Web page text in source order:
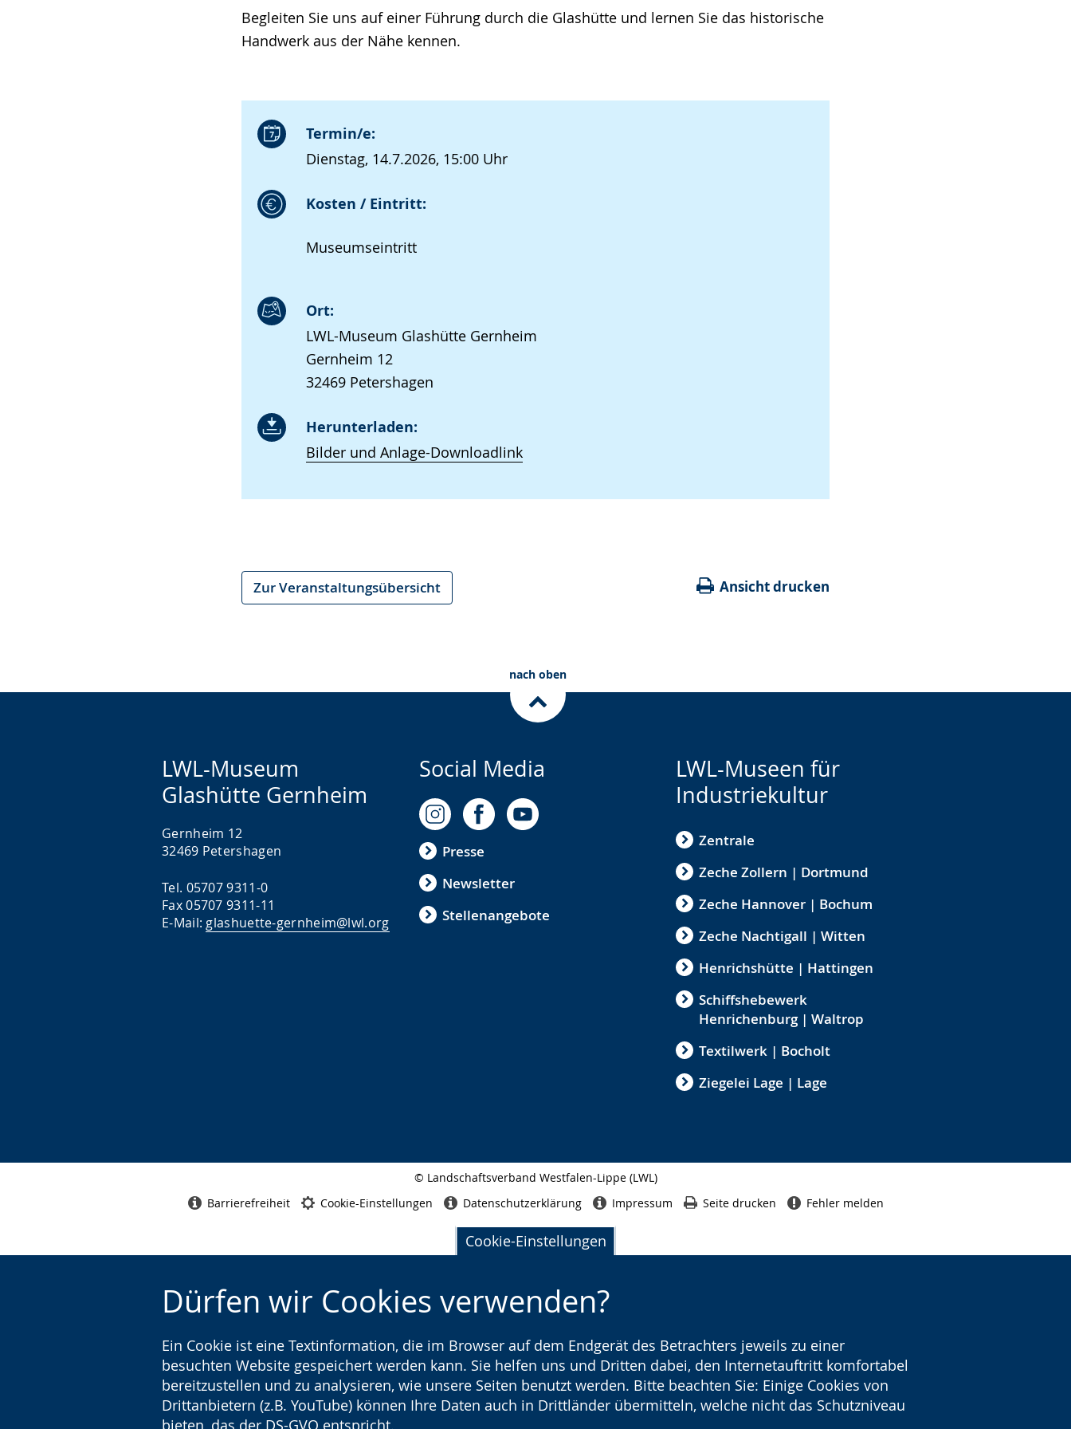
Cookie-Einstellungen
Dürfen wir Cookies verwenden?
Ein Cookie ist eine Textinformation, die im Browser auf dem Endgerät des Betrachters jeweils zu einer
besuchten Website gespeichert werden kann. Sie helfen uns und Dritten dabei, den Internetauftritt komfortabel
bereitzustellen und zu analysieren, wie unsere Seiten benutzt werden. Bitte beachten Sie: Einige Cookies von
Drittanbietern (z.B. YouTube) können Ihre Daten auch in Drittländer übermitteln, welche nicht das Schutzniveau
bieten, das der DS-GVO entspricht.
Begleiten Sie uns auf einer Führung durch die Glashütte und lernen Sie das historische
Handwerk aus der Nähe kennen.
Termin/e:
Dienstag, 14.7.2026, 15:00 Uhr
Kosten / Eintritt:
Museumseintritt
Ort:
LWL-Museum Glashütte Gernheim
Gernheim 12
32469 Petershagen
Herunterladen:
Bilder und Anlage-Downloadlink
Zur Veranstaltungsübersicht Ansicht drucken
nach oben
LWL-Museum
Glashütte Gernheim
Gernheim 12
32469 Petershagen
Tel. 05707 9311-0
Fax 05707 9311-11
E-Mail: glashuette-gernheim@lwl.org
Social Media
Presse
Newsletter
Stellenangebote
LWL-Museen für
Industriekultur
Zentrale
Zeche Zollern | Dortmund
Zeche Hannover | Bochum
Zeche Nachtigall | Witten
Henrichshütte | Hattingen
Schiffshebewerk
Henrichenburg | Waltrop
Textilwerk | Bocholt
Ziegelei Lage | Lage
© Landschaftsverband Westfalen-Lippe (LWL)
Barrierefreiheit Cookie-Einstellungen Datenschutzerklärung Impressum Seite drucken Fehler melden